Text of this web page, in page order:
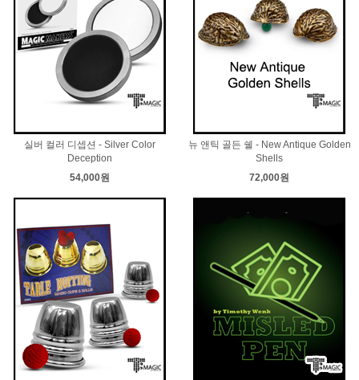
실버 컬러 디셉션 - Silver Color
Deception
54,000원
뉴 앤틱 골든 쉘 - New Antique Golden
Shells
72,000원